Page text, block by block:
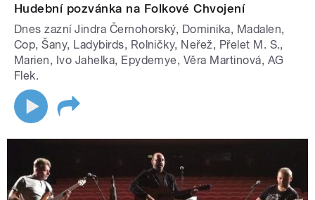
Hudební pozvánka na Folkové Chvojení
Dnes zazní Jindra Černohorský, Dominika, Madalen,
Cop, Šany, Ladybirds, Rolničky, Neřež, Přelet M. S.,
Marien, Ivo Jahelka, Epydemye, Věra Martinová, AG
Flek.